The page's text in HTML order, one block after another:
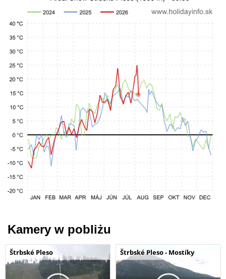
Kamery w pobliżu
Štrbské Pleso Štrbské Pleso - Mostíky